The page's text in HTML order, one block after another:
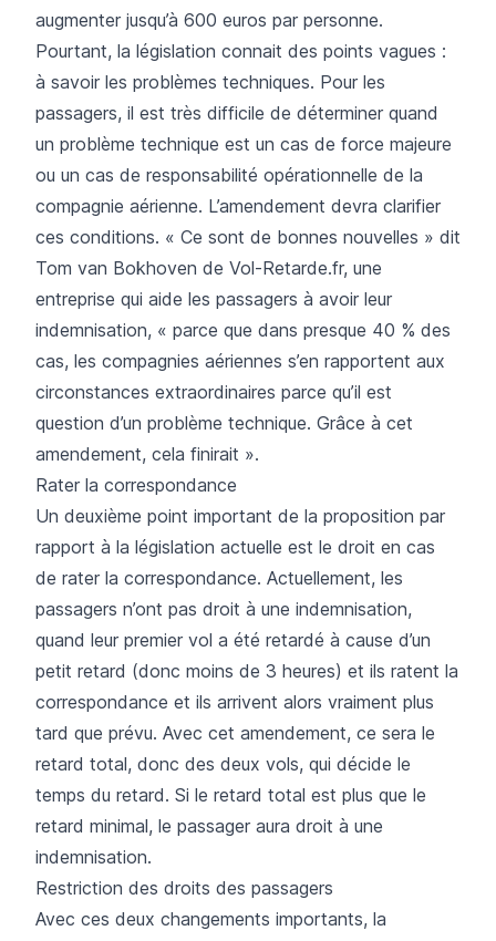
augmenter jusqu’à 600 euros par personne.
Pourtant, la législation connait des points vagues :
à savoir les problèmes techniques. Pour les
passagers, il est très difficile de déterminer quand
un problème technique est un cas de force majeure
ou un cas de responsabilité opérationnelle de la
compagnie aérienne. L’amendement devra clarifier
ces conditions. « Ce sont de bonnes nouvelles » dit
Tom van Bokhoven de Vol-Retarde.fr, une
entreprise qui aide les passagers à avoir leur
indemnisation, « parce que dans presque 40 % des
cas, les compagnies aériennes s’en rapportent aux
circonstances extraordinaires parce qu’il est
question d’un problème technique. Grâce à cet
amendement, cela finirait ».
Rater la correspondance
Un deuxième point important de la proposition par
rapport à la législation actuelle est le droit en cas
de rater la correspondance. Actuellement, les
passagers n’ont pas droit à une indemnisation,
quand leur premier vol a été retardé à cause d’un
petit retard (donc moins de 3 heures) et ils ratent la
correspondance et ils arrivent alors vraiment plus
tard que prévu. Avec cet amendement, ce sera le
retard total, donc des deux vols, qui décide le
temps du retard. Si le retard total est plus que le
retard minimal, le passager aura droit à une
indemnisation.
Restriction des droits des passagers
Avec ces deux changements importants, la